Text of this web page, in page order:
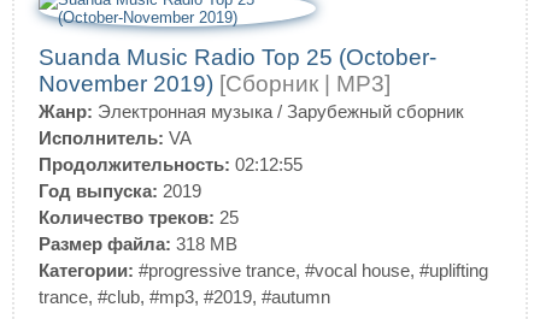
Suanda Music Radio Top 25 (October-
November 2019) [Сборник | MP3]
Жанр: Электронная музыка / Зарубежный сборник
Исполнитель: VA
Продолжительность: 02:12:55
Год выпуска: 2019
Количество треков: 25
Размер файла: 318 MB
Категории: #progressive trance, #vocal house, #uplifting
trance, #club, #mp3, #2019, #autumn